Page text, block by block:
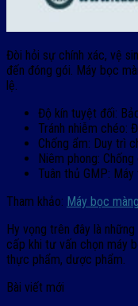
Đòi hỏi sự chính xác, vệ
đến đóng gói. Máy bọc
lệ.
Độ kín tuyệt đối:
Tránh nhiễm chéo:
Chống ẩm: Duy trì
Niêm phong:
Tuân thủ GMP:
Tham khảo: Máy bọc
Hy vọng trên đây là
cấp khi tư vấn chọn máy
thực phẩm, dược phẩm.
Bài viết mới